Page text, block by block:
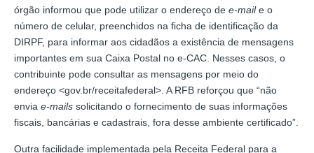
órgão informou que pode utilizar o endereço de e-maile o
número de celular, preenchidos na ficha de identificação da
DIRPF, para informar aos cidadãos a existência de mensagens
importantes em sua Caixa Postal no e-CAC. Nesses casos, o
contribuinte pode consultar as mensagens por meio do
endereço <gov.br/receitafederal>. A RFB reforçou que “não
envia e-mails solicitando o fornecimento de suas informações
fiscais, bancárias e cadastrais, fora desse ambiente certificado”.
Outra facilidade implementada pela Receita Federal para a